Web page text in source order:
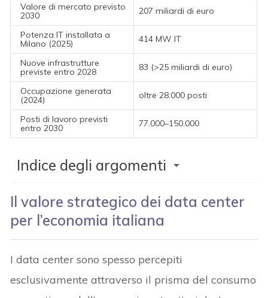
Valore di mercato previsto
2030
207 miliardi di euro
Potenza IT installata a
Milano (2025)
414 MW IT
Nuove infrastrutture
previste entro 2028
83 (>25 miliardi di euro)
Occupazione generata
(2024)
oltre 28.000 posti
Posti di lavoro previsti
entro 2030
77.000–150.000
Indice degli argomenti
Il valore strategico dei data center
per l’economia italiana
I data center sono spesso percepiti
esclusivamente attraverso il prisma del consumo